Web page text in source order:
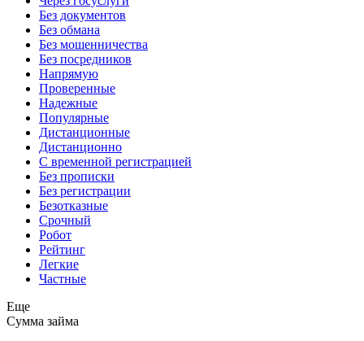
Без документов
Без обмана
Без мошенничества
Без посредников
Напрямую
Проверенные
Надежные
Популярные
Дистанционные
Дистанционно
С временной регистрацией
Без прописки
Без регистрации
Безотказные
Срочный
Робот
Рейтинг
Легкие
Частные
Еще
Сумма займа